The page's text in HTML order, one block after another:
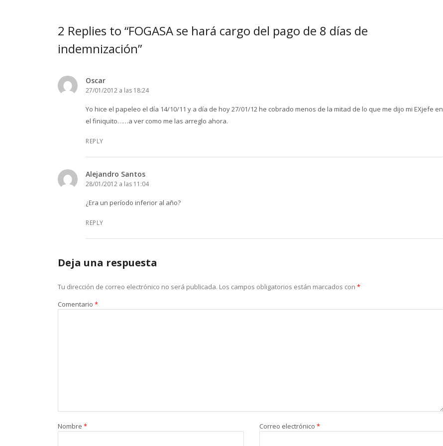
2 Replies to “FOGASA se hará cargo del pago de 8 días de
indemnización”
Oscar
27/01/2012 a las 18:24
Yo hice el papeleo el día 14/10/11 y a día de hoy 27/01/12 he cobrado menos de la mitad de lo que me dijo mi EXjefe en
el finiquito……a ver como me las arreglo ahora.
REPLY
Alejandro Santos
28/01/2012 a las 11:04
¿Era un período inferior al año?
REPLY
Deja una respuesta
Tu dirección de correo electrónico no será publicada. Los campos obligatorios están marcados con *
Comentario *
Nombre * Correo electrónico *